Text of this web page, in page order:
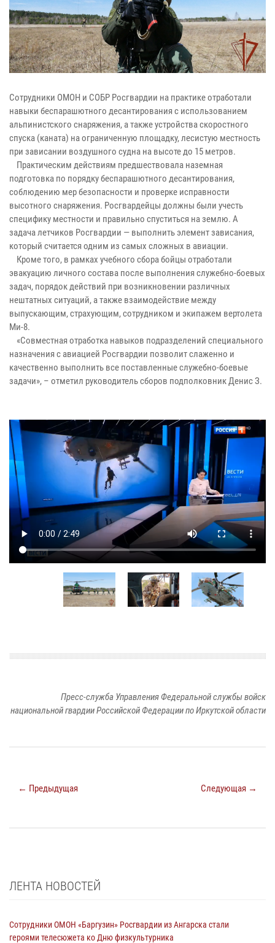
Сотрудники ОМОН и СОБР Росгвардии на практике отработали
навыки беспарашютного десантирования с использованием
альпинистского снаряжения, а также устройства скоростного
спуска (каната) на ограниченную площадку, лесистую местность
при зависании воздушного судна на высоте до 15 метров.
Практическим действиям предшествовала наземная
подготовка по порядку беспарашютного десантирования,
соблюдению мер безопасности и проверке исправности
высотного снаряжения. Росгвардейцы должны были учесть
специфику местности и правильно спуститься на землю. А
задача летчиков Росгвардии — выполнить элемент зависания,
который считается одним из самых сложных в авиации.
Кроме того, в рамках учебного сбора бойцы отработали
эвакуацию личного состава после выполнения служебно-боевых
задач, порядок действий при возникновении различных
нештатных ситуаций, а также взаимодействие между
выпускающим, страхующим, сотрудником и экипажем вертолета
Ми-8.
«Совместная отработка навыков подразделений специального
назначения с авиацией Росгвардии позволит слаженно и
качественно выполнить все поставленные служебно-боевые
задачи», – отметил руководитель сборов подполковник Денис З.
Пресс-служба Управления Федеральной службы войск
национальной гвардии Российской Федерации по Иркутской области
← Предыдущая Следующая →
ЛЕНТА НОВОСТЕЙ
Сотрудники ОМОН «Баргузин» Росгвардии из Ангарска стали
героями телесюжета ко Дню физкультурника